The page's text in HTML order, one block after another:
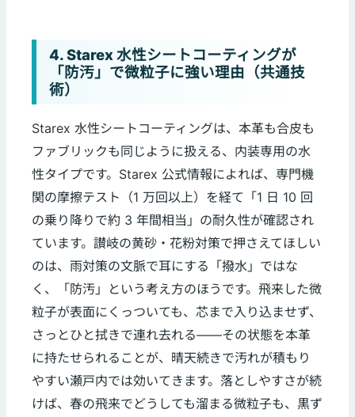
4. Starex 水性シートコーティングが
「防汚」で微粒子に強い理由（共通技
術）
Starex 水性シートコーティングは、本革も合皮も
ファブリックも同じように扱える、内装専用の水
性タイプです。Starex 公式情報によれば、専門機
関の摩擦テスト（1 万回以上）を経て「1 日 10 回
の乗り降りで約 3 年間相当」の耐久性が確認され
ています。讃岐の黄砂・花粉対策で押さえてほしい
のは、雨対策の文脈で耳にする「撥水」ではな
く、「防汚」という考え方のほうです。飛来した微
粒子が表面にくっついても、芯まで入り込ませず、
さっとひと拭きで連れ去れる——その状態を本革
に持たせられることが、晴天続きで汚れが積もり
やすい瀬戸内では効いてきます。落としやすさが続
けば、春の飛来でどうしても溜まる微粒子も、黒ず